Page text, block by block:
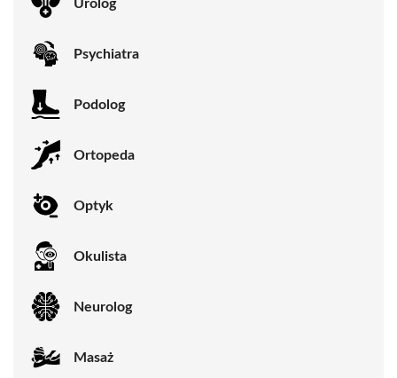
Urolog
Psychiatra
Podolog
Ortopeda
Optyk
Okulista
Neurolog
Masaż